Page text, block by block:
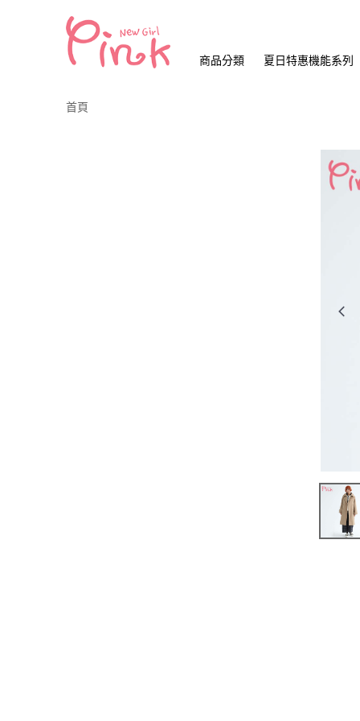
商品分類 夏日特惠機能系列
首頁